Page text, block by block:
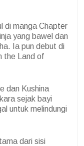
di manga Chapter
yang bawel dan
Ia pun debut di
the Land of
dan Kushina
sejak bayi
untuk melindungi
dari sisi